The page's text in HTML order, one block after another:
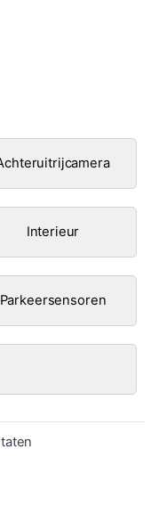
Interieur
Parkeersensoren